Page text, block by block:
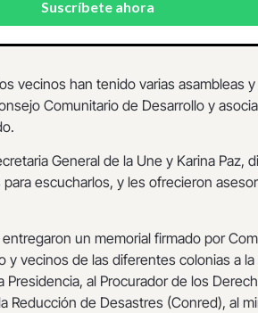
vecinos han tenido varias asambleas
Comunitario de Desarrollo y
General de la Une y Karina Paz,
escucharlos, y les ofrecieron
un memorial firmado por
y vecinos de las diferentes colonias a la
Presidencia, al Procurador de los
Reducción de Desastres (Conred), al